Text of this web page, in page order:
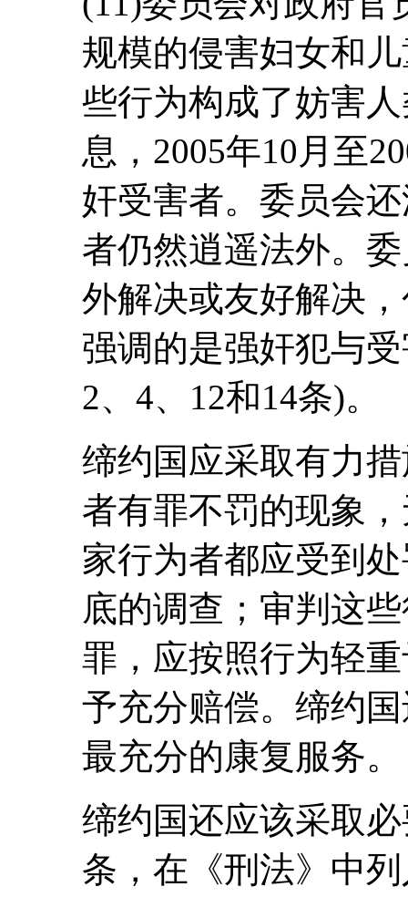
规模的侵害妇女和
些行为构成了妨害
息，2005年10月至
奸受害者。委员会
者仍然逍遥法外。
外解决或友好解决
强调的是强奸犯与
2、4、12和14条)。
缔约国应采取有力
者有罪不罚的现象
家行为者都应受到
底的调查；审判这
罪，应按照行为轻
予充分赔偿。缔约
最充分的康复服务。
缔约国还应该采取
条，在《刑法》中